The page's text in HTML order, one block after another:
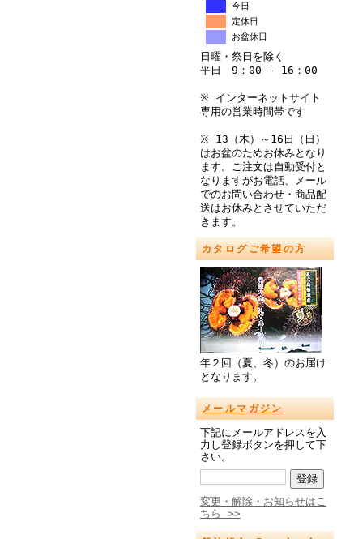
今日
定休日
お盆休日
日曜・祭日を除く
平日 9：00 - 16：00
※ インターネットサイト
専用の営業時間帯です
※ 13（木）～16日（日）
はお盆のためお休みとなり
ます。ご注文は自動受付と
なりますがお電話、メール
でのお問い合わせ・商品配
送はお休みとさせていただ
きます。
カタログご希望の方
年２回（夏、冬）のお届け
となります。
メールマガジン
下記にメールアドレスを入
力し登録ボタンを押して下
さい。
変更・解除・お知らせはこ
ちら >>